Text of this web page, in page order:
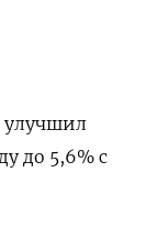
улучшил
до 5,6% с